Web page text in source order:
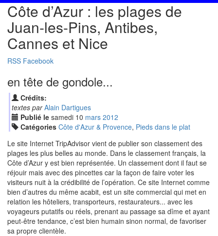
Côte d’Azur : les plages de
Juan-les-Pins, Antibes,
Cannes et Nice
RSS Facebook
en tête de gondole...
Crédits:
textes par Alain Dartigues
Publié le samedi 10 mars 2012
Catégories Côte d'Azur & Provence, Pieds dans le plat
Le site Internet TripAdvisor vient de publier son classement des
plages les plus belles au monde. Dans le classement français, la
Côte d’Azur y est bien représentée. Un classement dont il faut se
réjouir mais avec des pincettes car la façon de faire voter les
visiteurs nuit à la crédibilité de l’opération. Ce site Internet comme
bien d’autres du même acabit, est un site commercial qui met en
relation les hôteliers, transporteurs, restaurateurs... avec les
voyageurs putatifs ou réels, prenant au passage sa dîme et ayant
peut-être tendance, c’est bien humain sinon normal, de favoriser
sa propre clientèle.